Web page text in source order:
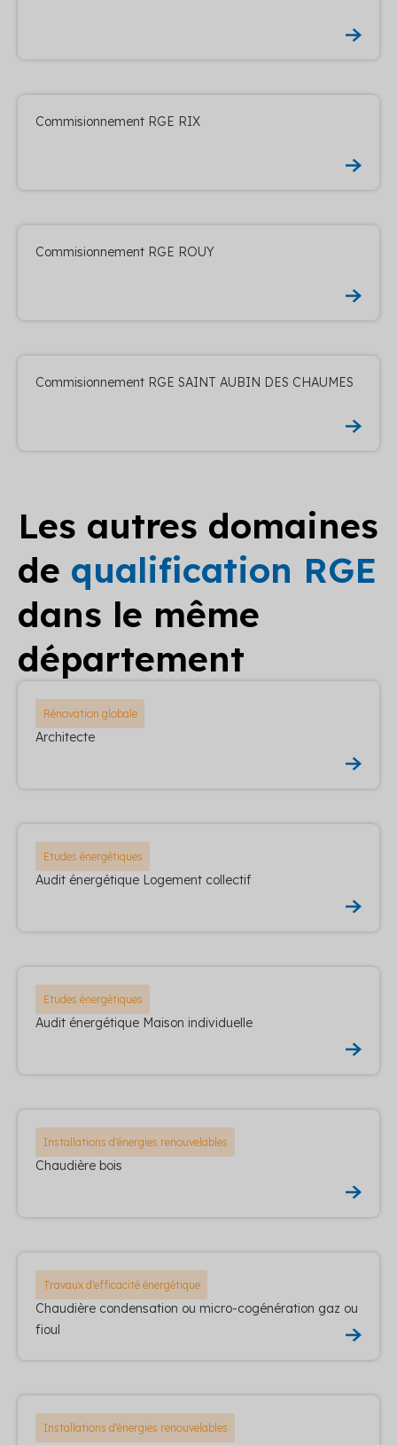
Commisionnement RGE RIX
Commisionnement RGE ROUY
Commisionnement RGE SAINT AUBIN DES CHAUMES
Les autres domaines
de qualification RGE
dans le même
département
Rénovation globale
Architecte
Etudes énergétiques
Audit énergétique Logement collectif
Etudes énergétiques
Audit énergétique Maison individuelle
Installations d'énergies renouvelables
Chaudière bois
Travaux d'efficacité énergétique
Chaudière condensation ou micro-cogénération gaz ou
fioul
Installations d'énergies renouvelables